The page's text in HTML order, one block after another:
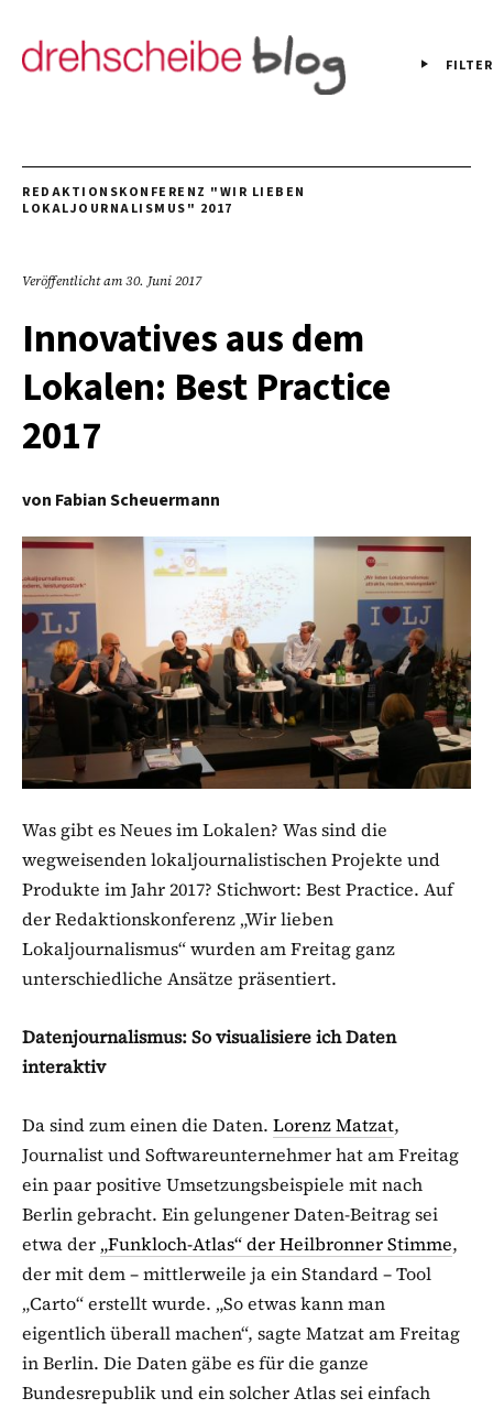
FILTER
REDAKTIONSKONFERENZ "WIR LIEBEN
LOKALJOURNALISMUS" 2017
Veröffentlicht am30. Juni 2017
Innovatives aus dem
Lokalen: Best Practice
2017
von Fabian Scheuermann
Was gibt es Neues im Lokalen? Was sind die
wegweisenden lokaljournalistischen Projekte und
Produkte im Jahr 2017? Stichwort: Best Practice. Auf
der Redaktionskonferenz „Wir lieben
Lokaljournalismus“ wurden am Freitag ganz
unterschiedliche Ansätze präsentiert.
Datenjournalismus: So visualisiere ich Daten
interaktiv
Da sind zum einen die Daten. Lorenz Matzat,
Journalist und Softwareunternehmer hat am Freitag
ein paar positive Umsetzungsbeispiele mit nach
Berlin gebracht. Ein gelungener Daten-Beitrag sei
etwa der „Funkloch-Atlas“ der Heilbronner Stimme,
der mit dem – mittlerweile ja ein Standard – Tool
„Carto“ erstellt wurde. „So etwas kann man
eigentlich überall machen“, sagte Matzat am Freitag
in Berlin. Die Daten gäbe es für die ganze
Bundesrepublik und ein solcher Atlas sei einfach